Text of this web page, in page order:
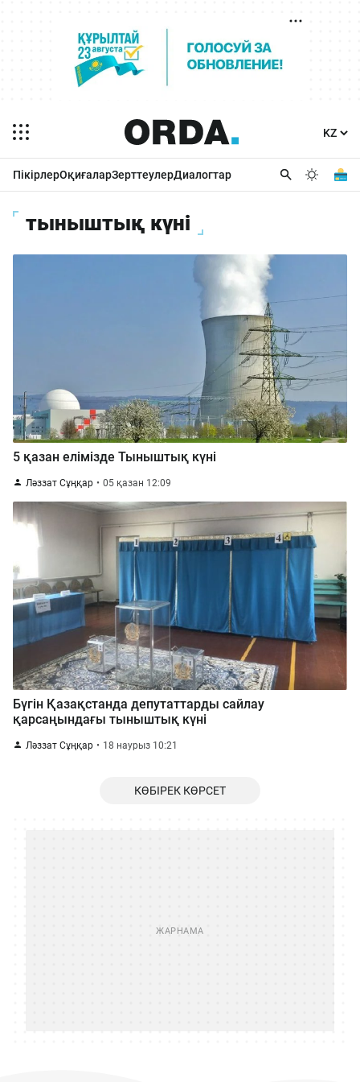
ПікірлерОқиғаларЗерттеулерДиалогтар
тыныштық күні
5 қазан елімізде Тыныштық күні
Ләззат Сұңқар 05 қазан 12:09
Бүгін Қазақстанда депутаттарды сайлау
қарсаңындағы тыныштық күні
Ләззат Сұңқар 18 наурыз 10:21
КӨБІРЕК КӨРСЕТ